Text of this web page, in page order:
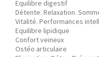
Equilibre digestif
Détente. Relaxation.
Vitalité. Performances
Equilibre lipidique
Confort veineux
Ostéo articulaire